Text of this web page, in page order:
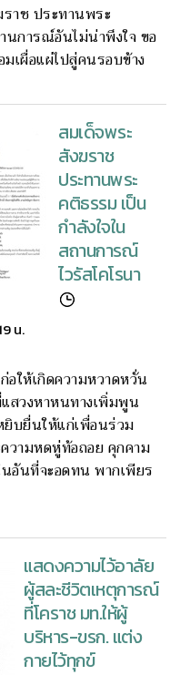
าช ประทานพระ
นการณ์อันไม่น่าพึงใจ ขอ
เผื่อแผ่ไปสู่คนรอบข้าง
สมเด็จพระ
สังฆราช
ประทานพระ
คติธรรม เป็น
กำลังใจใน
สถานการณ์
ไวรัสโคโรนา
น.
ให้เกิดความหวาดหวั่น
วงหาหนทางเพิ่มพูน
ยิบยื่นให้แก่เพื่อนร่วม
วามหดหู่ท้อถอย คุกคาม
นอันที่จะอดทน พากเพียร
แสดงความไว้อาลัย
ผู้สละชีวิตเหตุการณ์
ที่โคราช มท.ให้ผู้
บริหาร-ขรก. แต่ง
กายไว้ทุกข์